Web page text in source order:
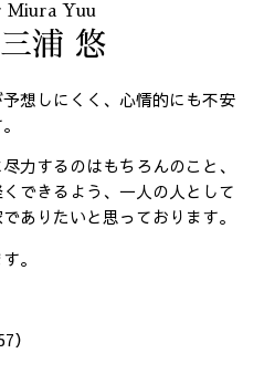
Miura Yuu
三浦 悠
想しにくく、心情的にも不安
力するのはもちろんのこと、
できるよう、一人の人として
ありたいと思っております。
。
）